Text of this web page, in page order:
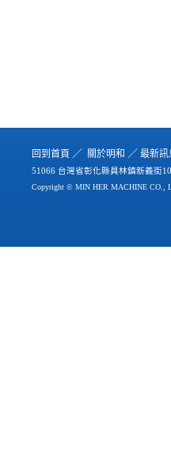
回到首頁 ／ 關於明和 ／ 最新訊
51066 台灣省彰化縣員林鎮新義街
Copyright © MIN HER MACHINE CO.,